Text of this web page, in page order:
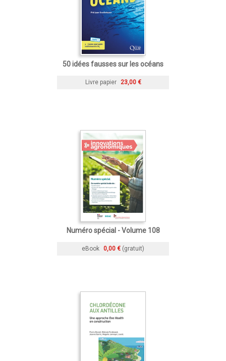
50 idées fausses sur les océans
Livre papier 23,00 €
Numéro spécial - Volume 108
eBook 0,00 € (gratuit)